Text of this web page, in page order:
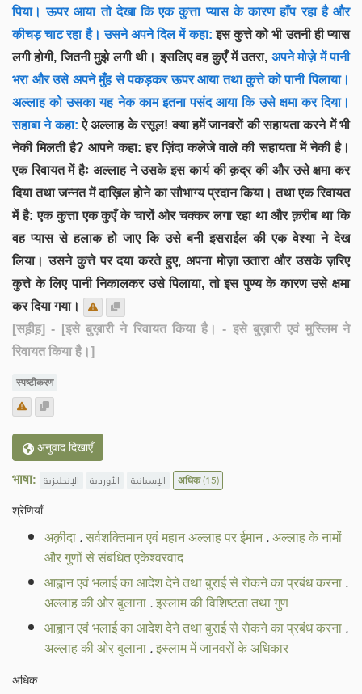
पिया। ऊपर आया तो देखा कि एक कुत्ता प्यास के कारण हाँप रहा है और
कीचड़ चाट रहा है। उसने अपने दिल में कहा: इस कुत्ते को भी उतनी ही प्यास
लगी होगी, जितनी मुझे लगी थी। इसलिए वह कुएँ में उतरा, अपने मोज़े में पानी
भरा और उसे अपने मुँह से पकड़कर ऊपर आया तथा कुत्ते को पानी पिलाया।
अल्लाह को उसका यह नेक काम इतना पसंद आया कि उसे क्षमा कर दिया।
सहाबा ने कहा: ऐ अल्लाह के रसूल! क्या हमें जानवरों की सहायता करने में भी
नेकी मिलती है? आपने कहा: हर ज़िंदा कलेजे वाले की सहायता में नेकी है।
एक रिवायत में हैः अल्लाह ने उसके इस कार्य की क़द्र की और उसे क्षमा कर
दिया तथा जन्नत में दाख़िल होने का सौभाग्य प्रदान किया। तथा एक रिवायत
में है: एक कुत्ता एक कुएँ के चारों ओर चक्कर लगा रहा था और क़रीब था कि
वह प्यास से हलाक हो जाए कि उसे बनी इसराईल की एक वेश्या ने देख
लिया। उसने कुत्ते पर दया करते हुए, अपना मोज़ा उतारा और उसके ज़रिए
कुत्ते के लिए पानी निकालकर उसे पिलाया, तो इस पुण्य के कारण उसे क्षमा
कर दिया गया।
[सह़ीह़] - [इसे बुख़ारी ने रिवायत किया है। - इसे बुख़ारी एवं मुस्लिम ने
रिवायत किया है।]
स्पष्टीकरण
अनुवाद दिखाएँ
भाषा: الإنجليزية الأوردية الإسبانية अधिक(15)
श्रेणियाँ
अक़ीदा.सर्वशक्तिमान एवं महान अल्लाह पर ईमान.अल्लाह के नामों
और गुणों से संबंधित एकेश्वरवाद
आह्वान एवं भलाई का आदेश देने तथा बुराई से रोकने का प्रबंध करना.
अल्लाह की ओर बुलाना.इस्लाम की विशिष्टता तथा गुण
आह्वान एवं भलाई का आदेश देने तथा बुराई से रोकने का प्रबंध करना.
अल्लाह की ओर बुलाना.इस्लाम में जानवरों के अधिकार
अधिक